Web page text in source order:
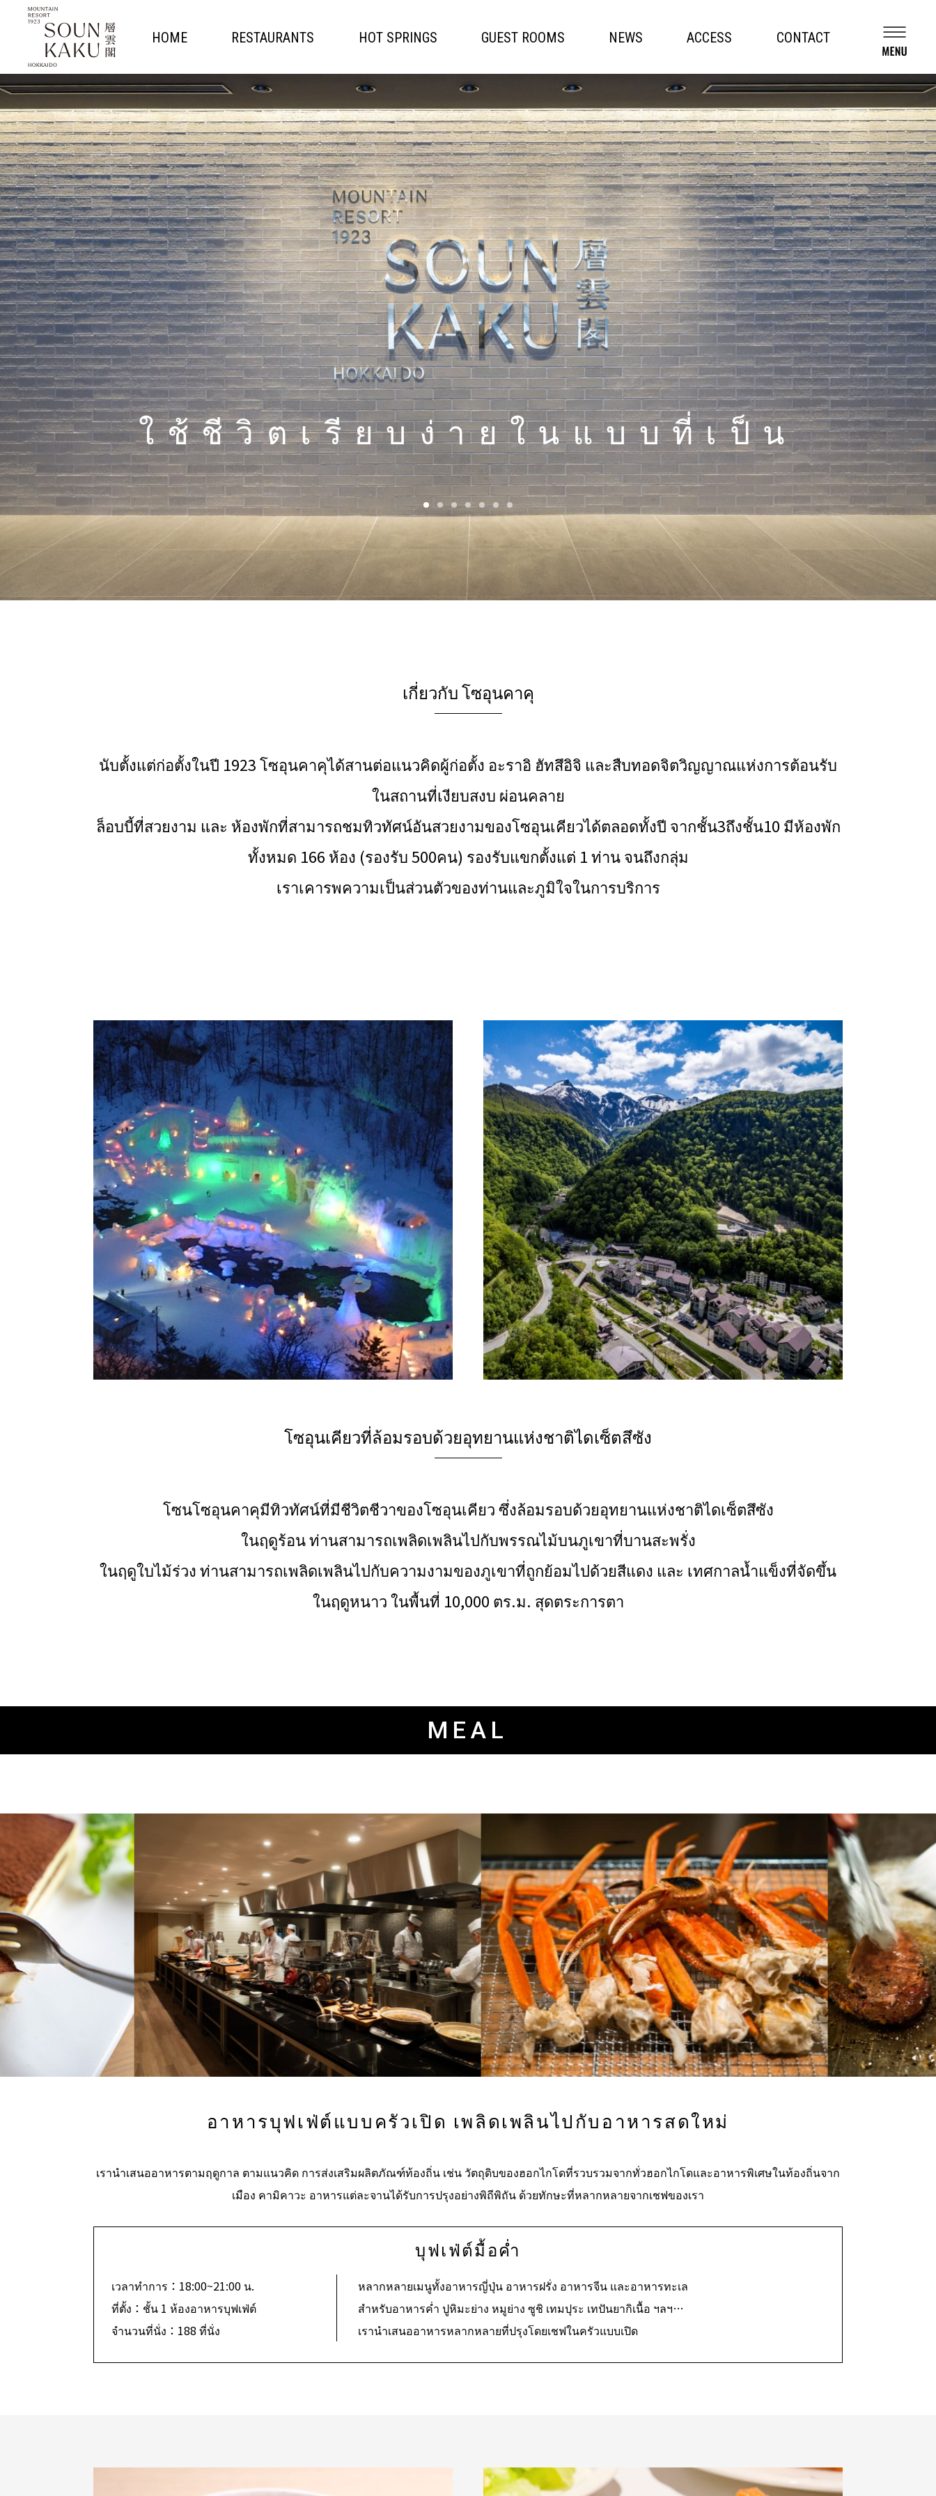
HOME RESTAURANTS HOT SPRINGS GUEST ROOMS NEWS ACCESS CONTACT
ใช้ชีวิตเรียบง่ายในแบบที่เป็น
เกี่ยวกับ โซอุนคาคุ
นับตั้งแต่ก่อตั้งในปี 1923 โซอุนคาคุได้สานต่อแนวคิดผู้ก่อตั้ง อะราอิ ฮัทสึอิจิ และสืบทอดจิตวิญญาณแห่งการต้อนรับ
ในสถานที่เงียบสงบ ผ่อนคลาย
ล็อบบี้ที่สวยงาม และ ห้องพักที่สามารถชมทิวทัศน์อันสวยงามของโซอุนเคียวได้ตลอดทั้งปี จากชั้น3ถึงชั้น10 มีห้องพัก
ทั้งหมด 166 ห้อง (รองรับ 500คน) รองรับแขกตั้งแต่ 1 ท่าน จนถึงกลุ่ม
เราเคารพความเป็นส่วนตัวของท่านและภูมิใจในการบริการ
โซอุนเคียวที่ล้อมรอบด้วยอุทยานแห่งชาติไดเซ็ตสึซัง
โซนโซอุนคาคุมีทิวทัศน์ที่มีชีวิตชีวาของโซอุนเคียว ซึ่งล้อมรอบด้วยอุทยานแห่งชาติไดเซ็ตสึซัง
ในฤดูร้อน ท่านสามารถเพลิดเพลินไปกับพรรณไม้บนภูเขาที่บานสะพรั่ง
ในฤดูใบไม้ร่วง ท่านสามารถเพลิดเพลินไปกับความงามของภูเขาที่ถูกย้อมไปด้วยสีแดง และ เทศกาลน้ำแข็งที่จัดขึ้น
ในฤดูหนาว ในพื้นที่ 10,000 ตร.ม. สุดตระการตา
MEAL
อาหารบุฟเฟ่ต์แบบครัวเปิด เพลิดเพลินไปกับอาหารสดใหม่
เรานำเสนออาหารตามฤดูกาล ตามแนวคิด การส่งเสริมผลิตภัณฑ์ท้องถิ่น เช่น วัตถุดิบของฮอกไกโดที่รวบรวมจากทั่วฮอกไกโดและอาหารพิเศษในท้องถิ่นจาก
เมือง คามิคาวะ อาหารแต่ละจานได้รับการปรุงอย่างพิถีพิถัน ด้วยทักษะที่หลากหลายจากเชฟของเรา
บุฟเฟ่ต์มื้อค่ำ
เวลาทำการ：18:00~21:00 น.
ที่ตั้ง：ชั้น 1 ห้องอาหารบุฟเฟ่ต์
จำนวนที่นั่ง：188 ที่นั่ง
หลากหลายเมนูทั้งอาหารญี่ปุ่น อาหารฝรั่ง อาหารจีน และอาหารทะเล
สำหรับอาหารค่ำ ปูหิมะย่าง หมูย่าง ซูชิ เทมปุระ เทปันยากิเนื้อ ฯลฯ…
เรานำเสนออาหารหลากหลายที่ปรุงโดยเชฟในครัวแบบเปิด